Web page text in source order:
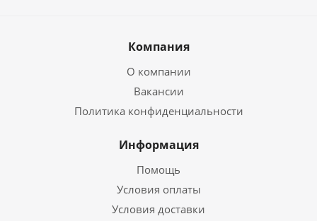
Компания
О компании
Вакансии
Политика конфиденциальности
Информация
Помощь
Условия оплаты
Условия доставки